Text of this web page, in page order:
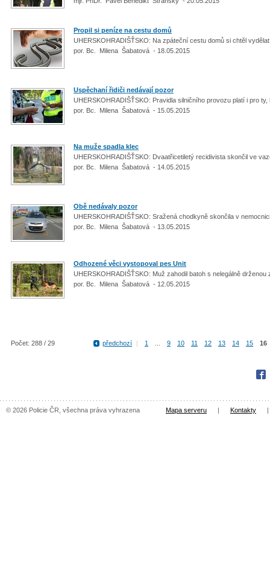
Propil si peníze na cestu domů
UHERSKOHRADIŠŤSKO: Na zpáteční cestu domů si chtěl
por. Bc. Milena Šabatová - 18.05.2015
Uspěchaní řidiči nedávají pozor
UHERSKOHRADIŠŤSKO: Pravidla silničního provozu platí i pro
por. Bc. Milena Šabatová - 15.05.2015
Na muže spadla klec
UHERSKOHRADIŠŤSKO: Dvaatřicetiletý recidivista skončil ve
por. Bc. Milena Šabatová - 14.05.2015
Obě nedávaly pozor
UHERSKOHRADIŠŤSKO: Sražená chodkyně skončila v
por. Bc. Milena Šabatová - 13.05.2015
Odhozené věci vystopoval pes Unit
UHERSKOHRADIŠŤSKO: Muž zahodil batoh s nelegálně
por. Bc. Milena Šabatová - 12.05.2015
Počet: 288 / 29 předchozí | 1 9 10 11 12 13 14 15 16
© 2026 Policie ČR, všechna práva vyhrazena Mapa serveru | Kontakty |